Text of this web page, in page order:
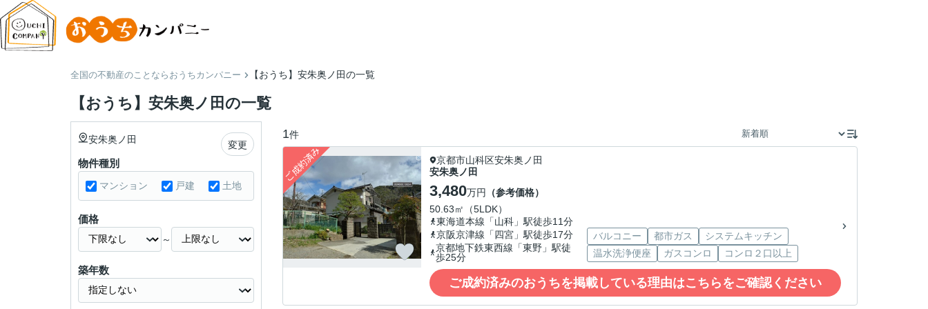
全国の不動産のことならおうちカンパニー 【おうち】安朱奥ノ田の一覧
【おうち】安朱奥ノ田の一覧
1件
京都市山科区安朱奥ノ田
安朱奥ノ田
3,480万円
（参考価格）
50.63㎡（5LDK）
東海道本線「山科」駅徒歩11分
京阪京津線「四宮」駅徒歩17分
京都地下鉄東西線「東野」駅徒
歩25分
バルコニー 都市ガス
システムキッチン
温水洗浄便座
ガスコンロ コンロ２口以上
ご成約済みのおうちを掲載している理由はこちらをご確認ください
安朱奥ノ田 変更
物件種別
マンション 戸建 土地
価格
～
築年数